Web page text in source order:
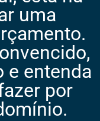
uma
e entenda
por